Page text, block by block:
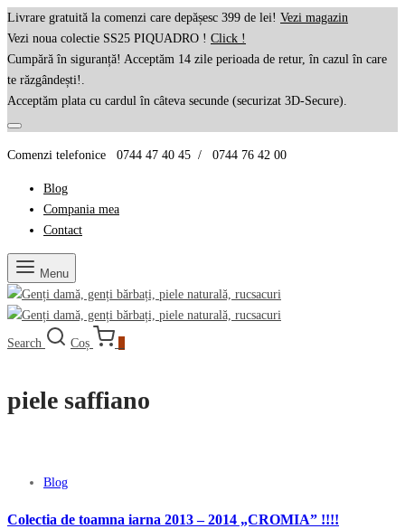
Livrare gratuită la comenzi care depășesc 399 de lei! Vezi magazin
Vezi noua colectie SS25 PIQUADRO ! Click !
Cumpără în siguranță! Acceptăm 14 zile perioada de retur, în cazul în care
te răzgândești!.
Acceptăm plata cu cardul în câteva secunde (securizat 3D-Secure).
Comenzi telefonice 0744 47 40 45 / 0744 76 42 00
Blog
Compania mea
Contact
Menu
Search Coș
piele saffiano
Blog
Colectia de toamna iarna 2013 – 2014 „CROMIA” !!!!